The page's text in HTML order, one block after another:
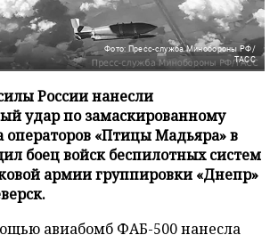
Фото: Пресс-служба Минобороны РФ/
ТАСС
России нанесли
удар по замаскированному
операторов «Птицы Мадьяра» в
боец войск беспилотных систем
армии группировки «Днепр»
авиабомб ФАБ-500 нанесла